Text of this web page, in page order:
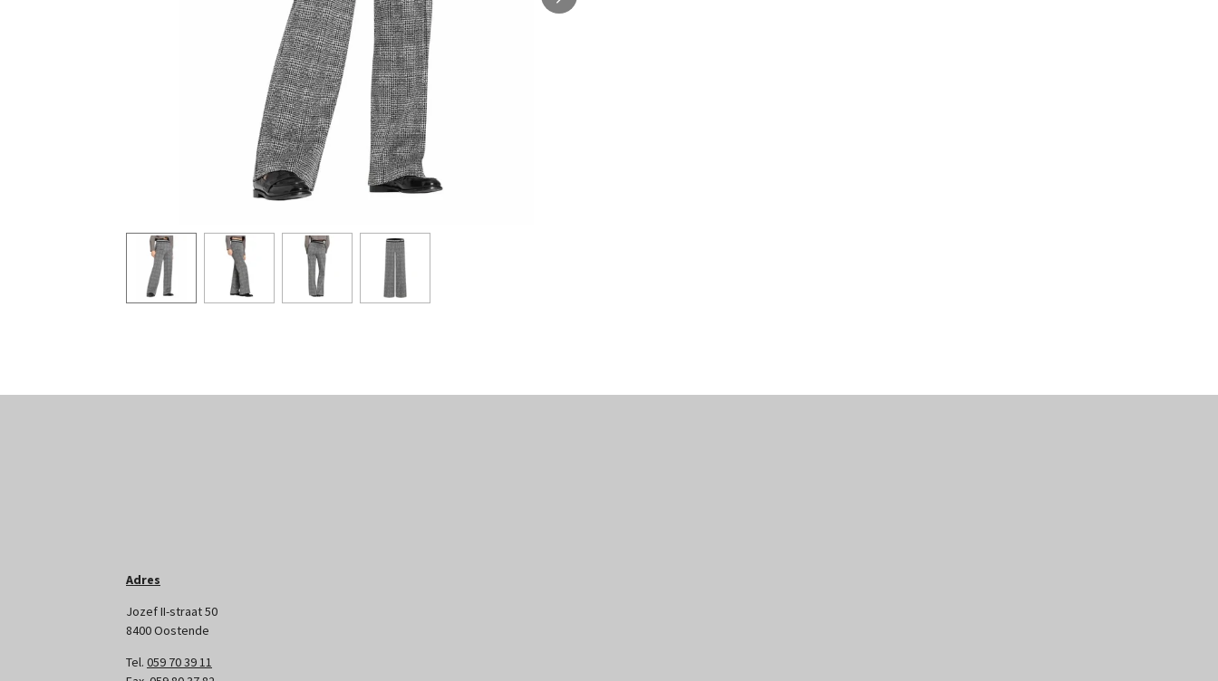
Adres
Jozef II-straat 50
8400 Oostende
Tel. 059 70 39 11